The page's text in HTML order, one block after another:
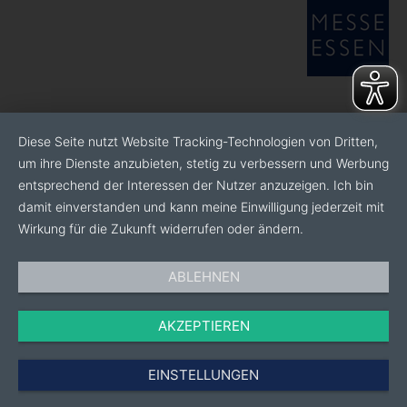
Diese Seite nutzt Website Tracking-Technologien von Dritten,
um ihre Dienste anzubieten, stetig zu verbessern und Werbung
entsprechend der Interessen der Nutzer anzuzeigen. Ich bin
damit einverstanden und kann meine Einwilligung jederzeit mit
Wirkung für die Zukunft widerrufen oder ändern.
ABLEHNEN
AKZEPTIEREN
EINSTELLUNGEN